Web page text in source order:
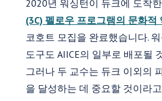
2020년 워싱턴이 듀크에 도착
(3C) 펠로우 프로그램의 문화적
코호트 모집을 완료했습니다.
도구도 AIICE의 일부로 배포될
그러나 두 교수는 듀크 이외의
을 달성하는 데 중요할 것이라